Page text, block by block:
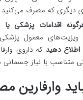
دیگری که مصرف می‌کنید
اقدامات پزشکی یا
ویزیت‌های معمول
دهیدکه داروی
متناسب با نیاز جسمانی
وارفارین